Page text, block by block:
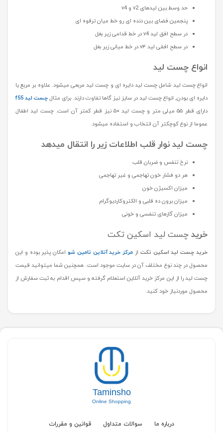
حد وسط بین لیدهای v2 و v4
پنجمین فضای بین دنده ای رو خط میان ترقوه ای
در سطح افق لید v4 در خط قدامی زیر بغل
در سطح افقی لید v۴ در خط میانی زیر بغل
انواع چست لید
انواع چست لید شامل چست لید دایره ای و چست لید مربعی میشود. علاوه بر مربع یا
دایره ای بودن, انواع چست لید در سایز نیز گاها تفاوت دارند. برای مثالچست لید f55
دارای قطر ۵۵ میلی متر و چست لید ۵۰ نیز قطر کمتر آن است. چست لید اطفال
عموما از نوع کوچکتر آن انتخاب و استفاده میشود.
چست لید نوار قلب اطلاعات زیر را انتقال میدهد
نرخ تنفس و ضربان قلب
هر دو فشار خون تهاجمی و غیر تهاجمی
میزان اکسیژن خون
میزان برون ده قلبی و الکتروکاردیوگرام
میزان گازهای تنفسی و خونی
خرید چست لید اسکین تکت
خرید چست لید اسکین تکت از مرکز خرید آنلاین تامین شو امکان پذیر بوده و این
محصول در چند نوع مختلف آن در سایت موجود است. همچنین شما میتوانید قیمت
چست لید را از این مرکز خرید آنلاین استعلام گرفته و سپس اقدام به ثبت سفارش از
محصول موردنیاز خود کنید.
Taminsho
Online Shopping
درباره ما سوالات متداول قوانین و مقررات